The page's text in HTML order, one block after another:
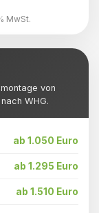
MwSt.
von
WHG.
ab 1.050 Euro
ab 1.295 Euro
ab 1.510 Euro